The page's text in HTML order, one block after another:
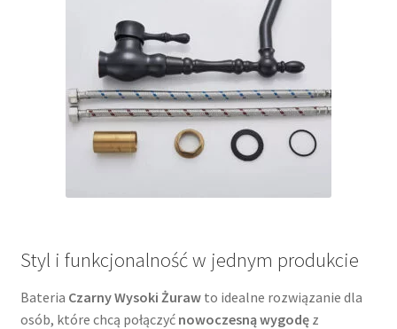
Styl i funkcjonalność w jednym produkcie
Bateria Czarny Wysoki Żurawto idealne rozwiązanie dla
osób, które chcą połączyć nowoczesną wygodęz